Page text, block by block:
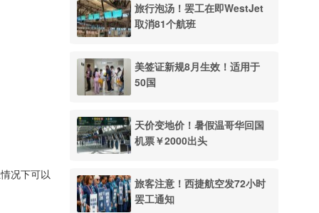
况下可以
旅行泡汤！罢工在即WestJet
取消81个航班
美签证新规8月生效！适用于
50国
天价变地价！暑假温哥华回国
机票￥2000出头
旅客注意！西捷航空发72小时
罢工通知